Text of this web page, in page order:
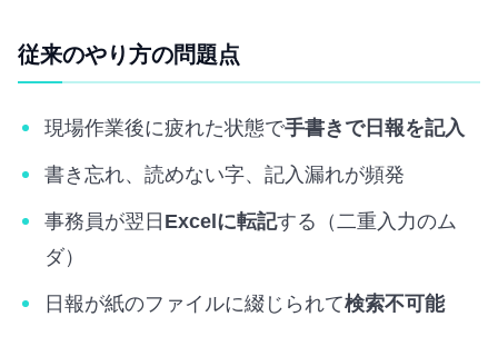
従来のやり方の問題点
現場作業後に疲れた状態で手書きで日報を記入
書き忘れ、読めない字、記入漏れが頻発
事務員が翌日 Excelに転記する（二重入力のム
ダ）
日報が紙のファイルに綴じられて検索不可能